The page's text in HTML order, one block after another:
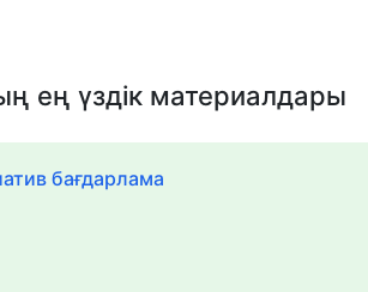
ең үздік материалдары
бағдарлама